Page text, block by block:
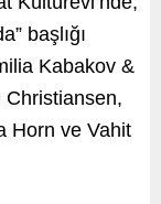
başlığı
Kabakov &
Christiansen,
Horn ve Vahit